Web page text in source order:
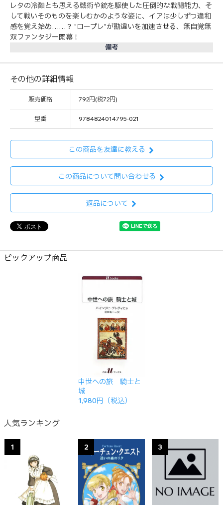
レタの冷酷とも思える戦術や銃を駆使した圧倒的な戦闘能力、そ
して戦いそのものを楽しむかのような姿に、イアは少しずつ違和
感を覚え始め……？ ”ロープレ”が勘違いを加速させる、無自覚無
双ファンタジー開幕！
備考
その他の詳細情報
販売価格 792円(税72円)
型番 9784824014795-021
この商品を友達に教える
この商品について問い合わせる
返品について
ピックアップ商品
中世への旅 騎士と
城
1,980円（税込）
人気ランキング
1 2 3